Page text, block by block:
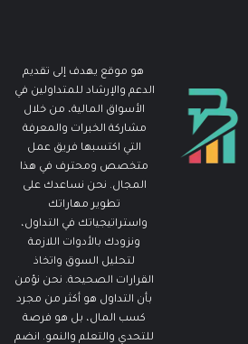
هو موقع يهدف إلى تقديم
الدعم والإرشاد للمتداولين في
الأسواق المالية، من خلال
مشاركة الخبرات والمعرفة
التي اكتسبها فريق عمل
متخصص ومحترف في هذا
المجال. نحن نساعدك على
تطوير مهاراتك
واستراتيجياتك في التداول،
ونزودك بالأدوات اللازمة
لتحليل السوق واتخاذ
القرارات الصحيحة. نحن نؤمن
بأن التداول هو أكثر من مجرد
كسب المال، بل هو فرصة
للتحدي والتعلم والنمو. انضم